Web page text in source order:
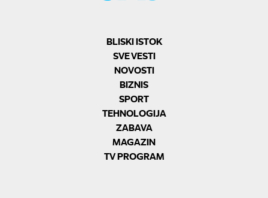
BLISKI ISTOK
SVE VESTI
NOVOSTI
BIZNIS
SPORT
TEHNOLOGIJA
ZABAVA
MAGAZIN
TV PROGRAM